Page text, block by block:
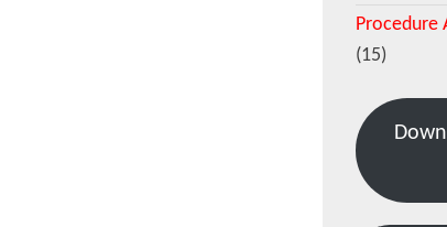
Procedure
(15)